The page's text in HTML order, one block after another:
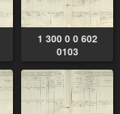
1 300 0 0 602
0103